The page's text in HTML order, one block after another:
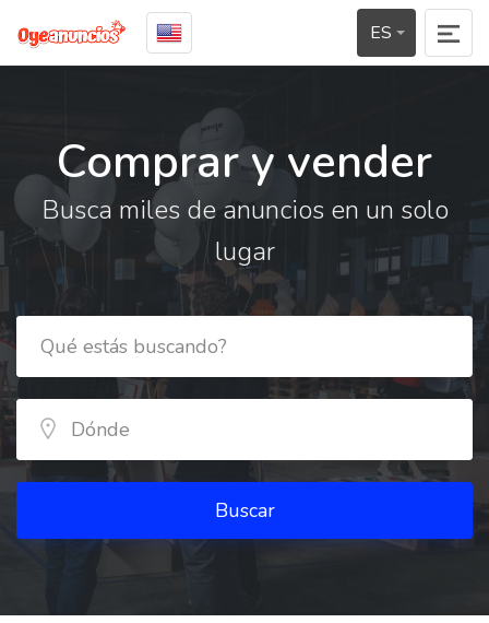
ES
Comprar y vender
Busca miles de anuncios en un solo
lugar
Buscar